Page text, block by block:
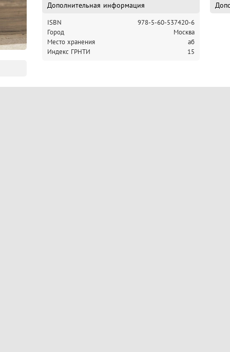
Дополнительная информация
ISBN
978-5-60-537420-6
Город
Москва
Место хранения
аб
Индекс ГРНТИ
15